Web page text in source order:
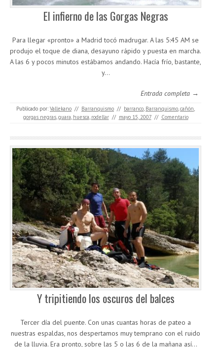
El infierno de las Gorgas Negras
Para llegar «pronto» a Madrid tocó madrugar. A las 5:45 AM se
produjo el toque de diana, desayuno rápido y puesta en marcha.
A las 6 y pocos minutos estábamos andando. Hacía frío, bastante,
y…
Entrada completa →
Publicado por: Vallekano // Barranquismo // barranco Barranquismo cañón
gorgas negras, guara huesca rodellar // mayo 15, 2007 // Comentario
Y tripitiendo los oscuros del balces
Tercer día del puente. Con unas cuantas horas de pateo a
nuestras espaldas, nos despertamos muy temprano con el ruido
de la lluvia. Era pronto, sobre las 5 o las 6 de la mañana así…